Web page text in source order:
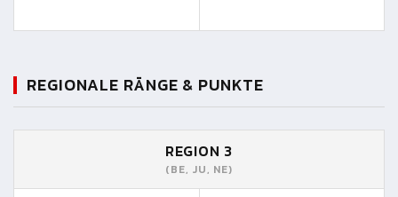
REGIONALE RÄNGE & PUNKTE
REGION 3
(BE, JU, NE)